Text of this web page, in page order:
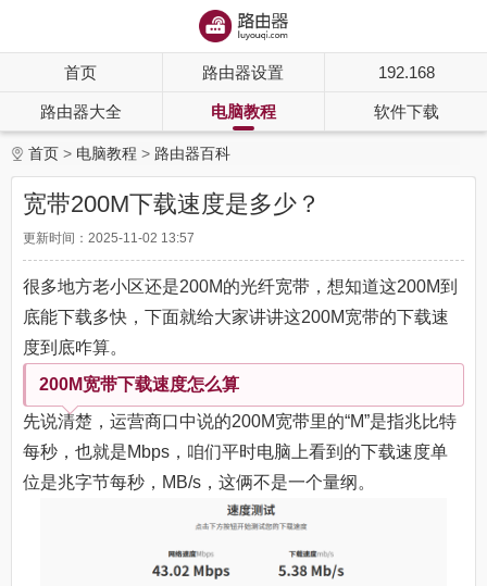
首页 路由器设置 192.168
路由器大全 电脑教程 软件下载
首页 电脑教程 路由器百科
宽带200M下载速度是多少？
更新时间：2025-11-02 13:57
很多地方老小区还是200M的光纤宽带，想知道这200M到
底能下载多快，下面就给大家讲讲这200M宽带的下载速
度到底咋算。
200M宽带下载速度怎么算
先说清楚，运营商口中说的200M宽带里的“M”是指兆比特
每秒，也就是Mbps，咱们平时电脑上看到的下载速度单
位是兆字节每秒，MB/s，这俩不是一个量纲。